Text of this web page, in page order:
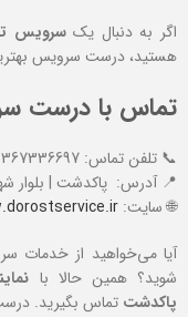
اگر به دنبال یکسرویس
هستید، درست سرویس
تماس با درست
📞 تلفن تماس: 09367336697
📍 آدرس: پاکدشت | بلوار
🌐 سایت:
آیا می‌خواهید از خدمات
شوید؟ همین حالا با
پاکدشت تماس بگیرید.